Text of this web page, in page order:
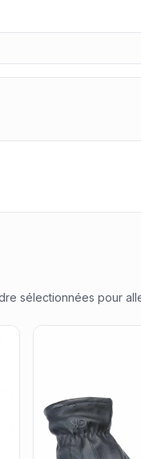
sélectionnées pour